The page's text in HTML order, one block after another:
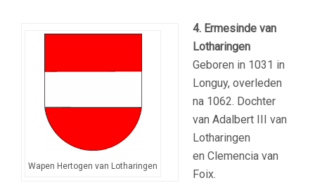
Wapen Hertogen van Lotharingen
4. Ermesinde van
Lotharingen
Geboren in 1031 in
Longuy, overleden
na 1062. Dochter
van Adalbert III van
Lotharingen
en Clemencia van
Foix.